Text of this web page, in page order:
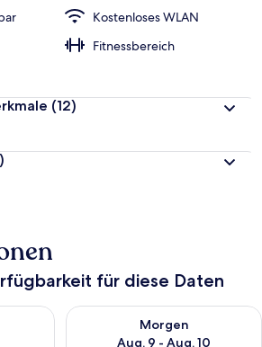
Kostenloses WLAN
Fitnessbereich
(12)
für diese Daten
für heute Nacht, Aug. 8 - Aug. 9.
Morgen
Aug. 9 - Aug. 10
Überprüfe die Verfügbarkeit